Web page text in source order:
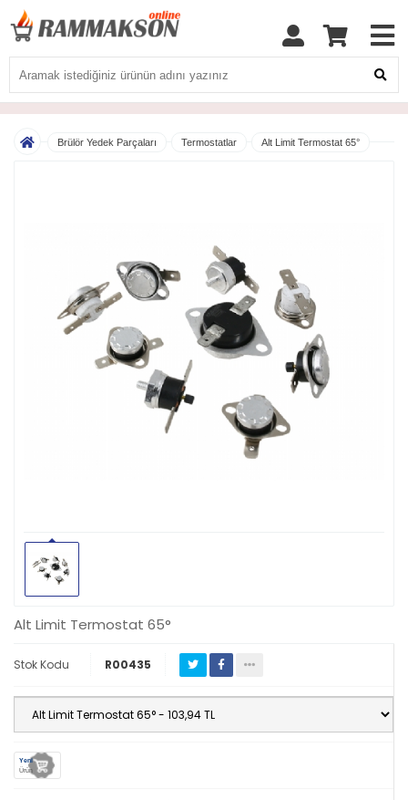
Brülör Yedek Parçaları Termostatlar Alt Limit Termostat 65°
Alt Limit Termostat 65°
Stok Kodu R00435
Yeni
Ürün